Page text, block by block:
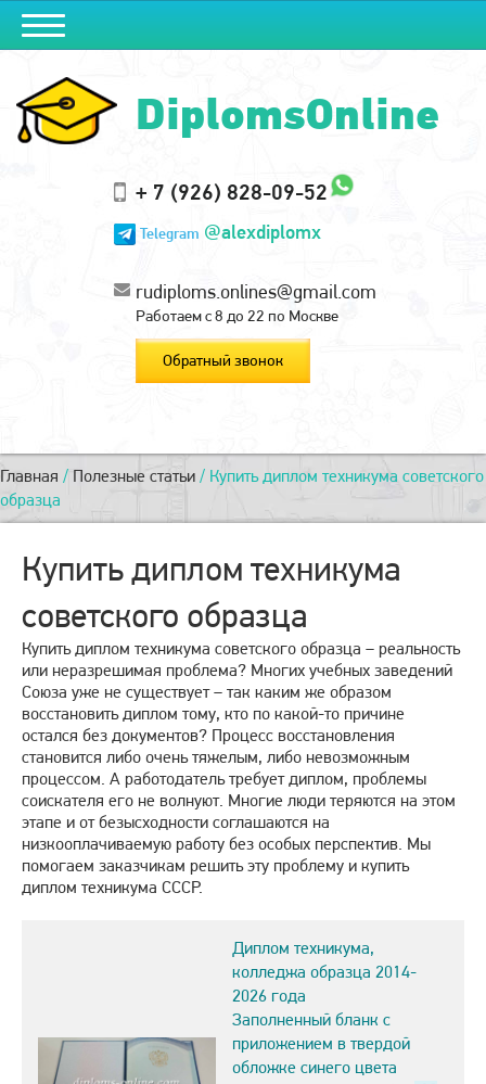
DiplomsOnline
+ 7 (926) 828-09-52
Telegram @alexdiplomx
rudiploms.onlines@gmail.com
Работаем с 8 до 22 по Москве
Обратный звонок
Главная / Полезные статьи / Купить диплом техникума советского
образца
Купить диплом техникума
советского образца
Купить диплом техникума советского образца – реальность
или неразрешимая проблема? Многих учебных заведений
Союза уже не существует – так каким же образом
восстановить диплом тому, кто по какой-то причине
остался без документов? Процесс восстановления
становится либо очень тяжелым, либо невозможным
процессом. А работодатель требует диплом, проблемы
соискателя его не волнуют. Многие люди теряются на этом
этапе и от безысходности соглашаются на
низкооплачиваемую работу без особых перспектив. Мы
помогаем заказчикам решить эту проблему и купить
диплом техникума СССР.
Диплом техникума,
колледжа образца 2014-
2026 года
Заполненный бланк с
приложением в твердой
обложке синего цвета